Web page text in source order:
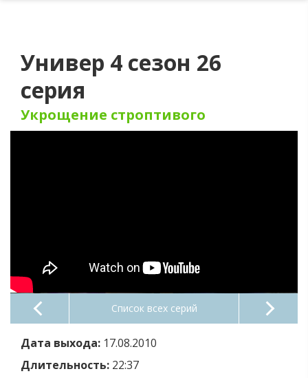
Универ 4 сезон 26
серия
Укрощение строптивого
Список всех серий
Дата выхода: 17.08.2010
Длительность: 22:37